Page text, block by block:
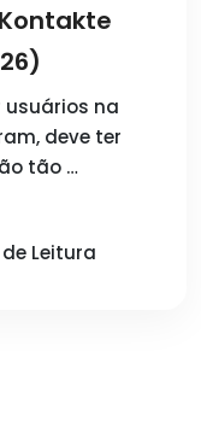
na
deve ter
tão …
Leitura